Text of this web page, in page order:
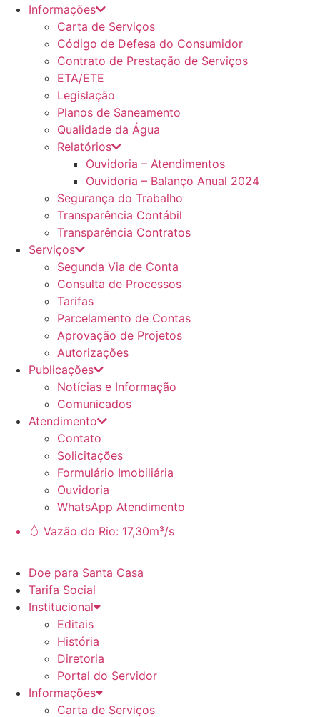
Informações
Carta de Serviços
Código de Defesa do Consumidor
Contrato de Prestação de Serviços
ETA/ETE
Legislação
Planos de Saneamento
Qualidade da Água
Relatórios
Ouvidoria – Atendimentos
Ouvidoria – Balanço Anual 2024
Segurança do Trabalho
Transparência Contábil
Transparência Contratos
Serviços
Segunda Via de Conta
Consulta de Processos
Tarifas
Parcelamento de Contas
Aprovação de Projetos
Autorizações
Publicações
Notícias e Informação
Comunicados
Atendimento
Contato
Solicitações
Formulário Imobiliária
Ouvidoria
WhatsApp Atendimento
Vazão do Rio: 17,30m³/s
Doe para Santa Casa
Tarifa Social
Institucional
Editais
História
Diretoria
Portal do Servidor
Informações
Carta de Serviços